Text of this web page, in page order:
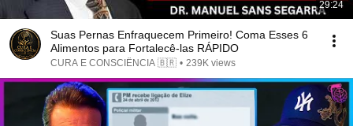
29:24
Suas Pernas Enfraquecem Primeiro! Coma Esses 6
Alimentos para Fortalecê-las RÁPIDO
CURA E CONSCIÊNCIA 🇧🇷 • 239K views